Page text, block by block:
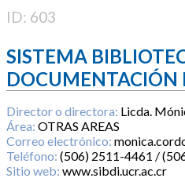
ID: 603
SISTEMA
DOCUMENTACIÓN
Director o directora: Licda.
Área: OTRAS AREAS
Correo electrónico:
Teléfono: (506) 2511-4461 /
Sitio web: www.sibdi.ucr.ac.cr